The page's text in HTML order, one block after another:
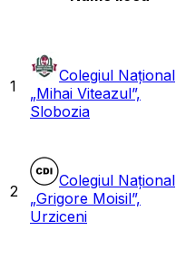
1
Colegiul Național
„Mihai Viteazul”,
Slobozia
2
Colegiul Național
„Grigore Moisil”,
Urziceni